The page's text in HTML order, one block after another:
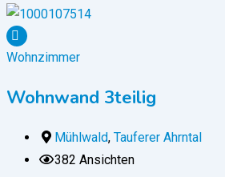
Wohnzimmer
Wohnwand 3teilig
Mühlwald, Tauferer Ahrntal
382 Ansichten